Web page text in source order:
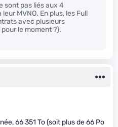
sont pas liés aux 4
MVNO. En plus, les Full
avec plusieurs
le moment ?).
66 351 To (soit plus de 66 Po